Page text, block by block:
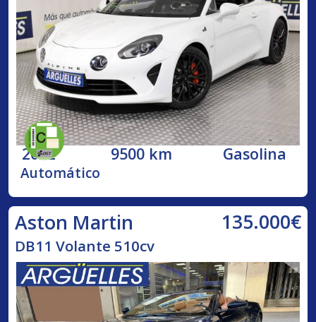
2022 9500 km Gasolina
Automático
Aston Martin 135.000€
DB11 Volante 510cv